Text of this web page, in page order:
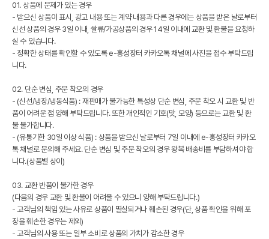
01. 상품에 문제가 있는 경우
- 받으신 상품이 표시, 광고 내용 또는 계약 내용과 다른 경우에는 상품을 받은 날로부터
신선 상품의 경우 3일 이내, 쌀류/가공상품의 경우 14일 이내에 교환 및 환불을 요청하
실 수 있습니다.
- 정확한 상태를 확인할 수 있도록 e-홍성장터 카카오톡 채널에 사진을 접수 부탁드립
니다.
02. 단순 변심, 주문 착오의 경우
- (신선/냉장/냉동식품) : 재판매가 불가능한 특성상 단순 변심, 주문 착오 시 교환 및 반
품이 어려운 점 양해 부탁드립니다. 또한 개인적인 기호(맛, 모양) 등으로는 교환 및 환
불 불가합니다.
- (유통기한 30일 이상 식품) : 상품을 받으신 날로부터 7일 이내에 e-홍성장터 카카오
톡 채널로 문의해 주세요. 단순 변심 및 주문 착오의 경우 왕복 배송비를 부담하셔야 합
니다.(상품별 상이)
03. 교환 반품이 불가한 경우
(다음의 경우 교환 및 환불이 어려울 수 있으니 양해 부탁드립니다.)
- 고객님의 책임 있는 사유로 상품이 멸실되거나 훼손된 경우(단, 상품 확인을 위해 포
장을 훼손한 경우는 제외)
- 고객님의 사용 또는 일부 소비로 상품의 가치가 감소한 경우